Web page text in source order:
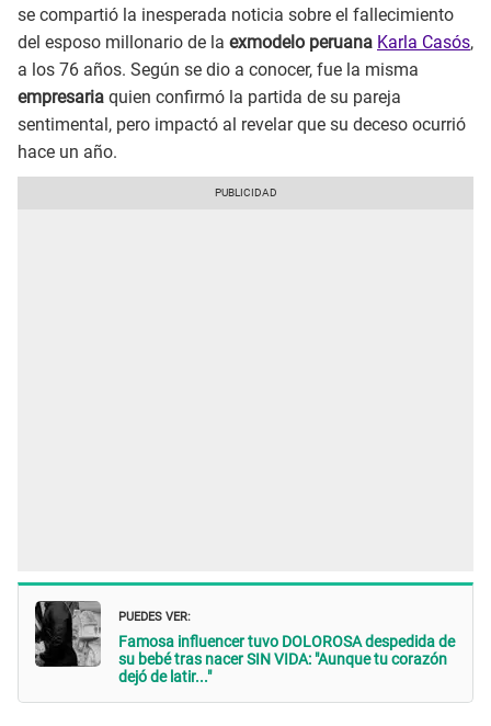
se compartió la inesperada noticia sobre el fallecimiento
del esposo millonario de la exmodelo peruana Karla Casós,
a los 76 años. Según se dio a conocer, fue la misma
empresaria quien confirmó la partida de su pareja
sentimental, pero impactó al revelar que su deceso ocurrió
hace un año.
PUEDES VER:
Famosa influencer tuvo DOLOROSA despedida de
su bebé tras nacer SIN VIDA: "Aunque tu corazón
dejó de latir..."